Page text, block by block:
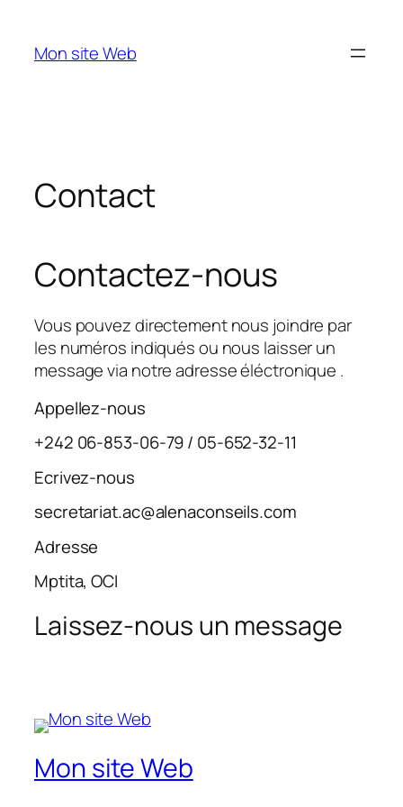
contenu
Mon site Web
Contact
Contactez-nous
Vous pouvez directement nous joindre par
les numéros indiqués ou nous laisser un
message via notre adresse éléctronique .
Appellez-nous
+242 06-853-06-79 / 05-652-32-11
Ecrivez-nous
secretariat.ac@alenaconseils.com
Adresse
Mptita, OCI
Laissez-nous un message
Mon site Web